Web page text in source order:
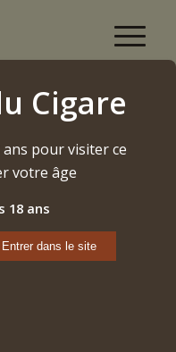
2024
du Député 2024
Cigare
pour visiter ce
votre âge
18 ans